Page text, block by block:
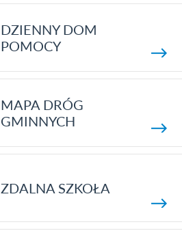
DZIENNY DOM
POMOCY
MAPA DRÓG
GMINNYCH
ZDALNA SZKOŁA